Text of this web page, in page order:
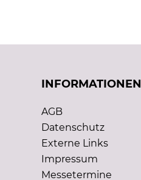
INFORMATIONEN
AGB
Datenschutz
Externe Links
Impressum
Messetermine